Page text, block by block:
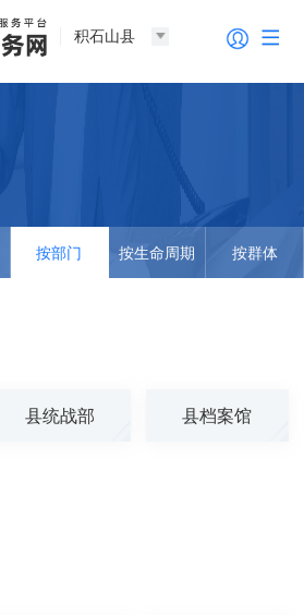
积石山县
按部门 按生命周期 按群体
县统战部 县档案馆